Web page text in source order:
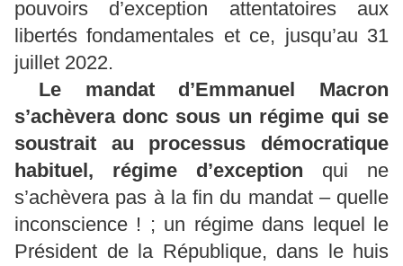
pouvoirs d’exception attentatoires aux
libertés fondamentales et ce, jusqu’au 31
juillet 2022.
Le mandat d’Emmanuel Macron
s’achèvera donc sous un régime qui se
soustrait au processus démocratique
habituel, régime d’exception qui ne
s’achèvera pas à la fin du mandat – quelle
inconscience ! ; un régime dans lequel le
Président de la République, dans le huis